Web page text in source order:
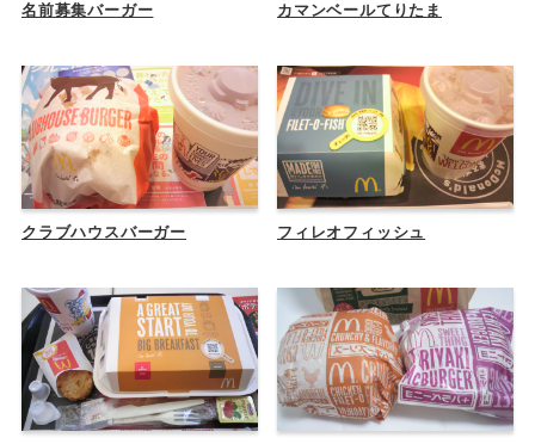
名前募集バーガー カマンベールてりたま
クラブハウスバーガー フィレオフィッシュ